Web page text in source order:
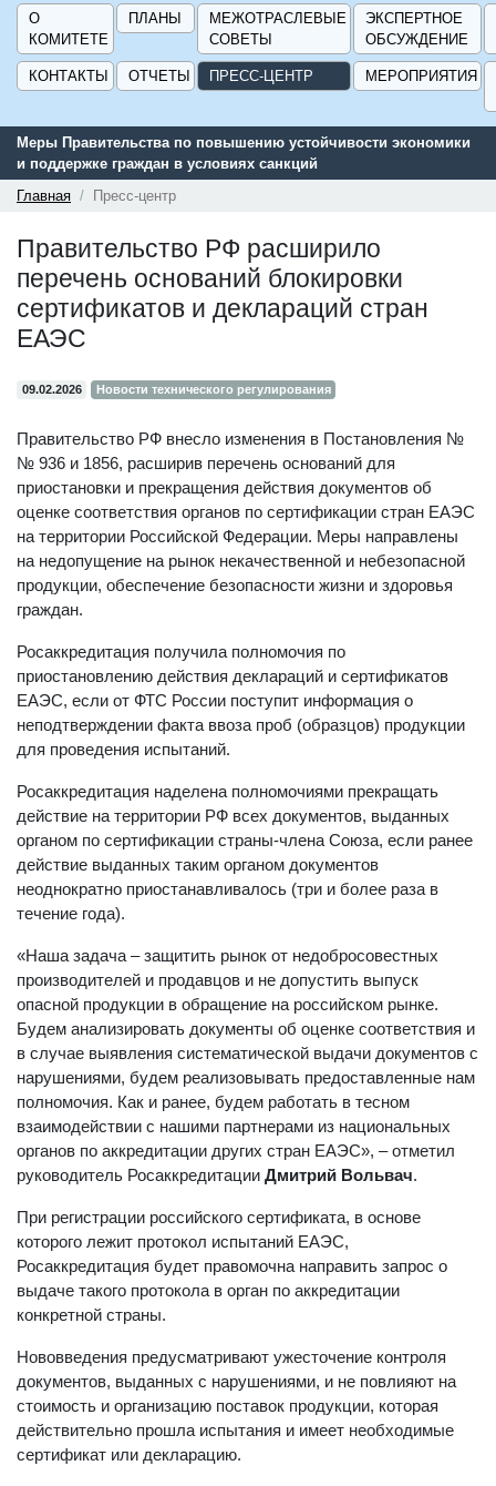
О
КОМИТЕТЕ
ПЛАНЫ
МЕЖОТРАСЛЕВЫЕ
СОВЕТЫ
ЭКСПЕРТНОЕ
ОБСУЖДЕНИЕ
КОНТАКТЫ ОТЧЕТЫ ПРЕСС-ЦЕНТР МЕРОПРИЯТИЯ
Меры Правительства по повышению устойчивости экономики
и поддержке граждан в условиях санкций
Главная
Пресс-центр
Правительство РФ расширило
перечень оснований блокировки
сертификатов и деклараций стран
ЕАЭС
09.02.2026 Новости технического регулирования
Правительство РФ внесло изменения в Постановления №
№ 936 и 1856, расширив перечень оснований для
приостановки и прекращения действия документов об
оценке соответствия органов по сертификации стран ЕАЭС
на территории Российской Федерации. Меры направлены
на недопущение на рынок некачественной и небезопасной
продукции, обеспечение безопасности жизни и здоровья
граждан.
Росаккредитация получила полномочия по
приостановлению действия деклараций и сертификатов
ЕАЭС, если от ФТС России поступит информация о
неподтверждении факта ввоза проб (образцов) продукции
для проведения испытаний.
Росаккредитация наделена полномочиями прекращать
действие на территории РФ всех документов, выданных
органом по сертификации страны-члена Союза, если ранее
действие выданных таким органом документов
неоднократно приостанавливалось (три и более раза в
течение года).
«Наша задача – защитить рынок от недобросовестных
производителей и продавцов и не допустить выпуск
опасной продукции в обращение на российском рынке.
Будем анализировать документы об оценке соответствия и
в случае выявления систематической выдачи документов с
нарушениями, будем реализовывать предоставленные нам
полномочия. Как и ранее, будем работать в тесном
взаимодействии с нашими партнерами из национальных
органов по аккредитации других стран ЕАЭС», – отметил
руководитель Росаккредитации Дмитрий Вольвач.
При регистрации российского сертификата, в основе
которого лежит протокол испытаний ЕАЭС,
Росаккредитация будет правомочна направить запрос о
выдаче такого протокола в орган по аккредитации
конкретной страны.
Нововведения предусматривают ужесточение контроля
документов, выданных с нарушениями, и не повлияют на
стоимость и организацию поставок продукции, которая
действительно прошла испытания и имеет необходимые
сертификат или декларацию.